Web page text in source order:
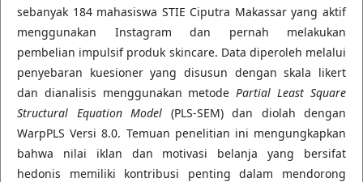
sebanyak 184 mahasiswa STIE Ciputra Makassar yang aktif
menggunakan Instagram dan pernah melakukan
pembelian impulsif produk skincare. Data diperoleh melalui
penyebaran kuesioner yang disusun dengan skala likert
dan dianalisis menggunakan metodePartial Least Square
Structural Equation Model (PLS-SEM) dan diolah dengan
WarpPLS Versi 8.0. Temuan penelitian ini mengungkapkan
bahwa nilai iklan dan motivasi belanja yang bersifat
hedonis memiliki kontribusi penting dalam mendorong